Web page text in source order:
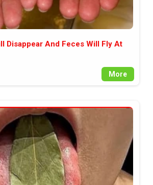
Disappear And Feces Will Fly At
More